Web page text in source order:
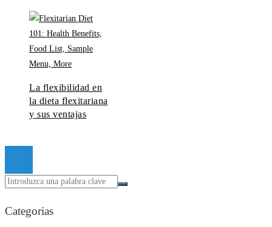
La flexibilidad en
la dieta flexitariana
y sus ventajas
Categorias